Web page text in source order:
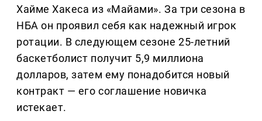
Хайме Хакеса из «Майами». За три сезона в
НБА он проявил себя как надежный игрок
ротации. В следующем сезоне 25-летний
баскетболист получит 5,9 миллиона
долларов, затем ему понадобится новый
контракт — его соглашение новичка
истекает.